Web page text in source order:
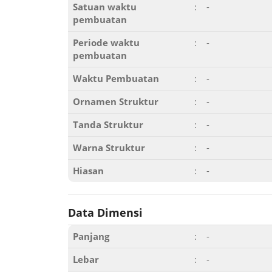
Satuan waktu
pembuatan
: -
Periode waktu
pembuatan
: -
Waktu Pembuatan :
-
Ornamen Struktur
:
-
Tanda Struktur
:
-
Warna Struktur
:
-
Hiasan
: -
Data Dimensi
Panjang :
-
Lebar
:
-